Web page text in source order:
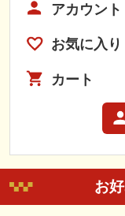
アカウント
お気に入り
カート
お